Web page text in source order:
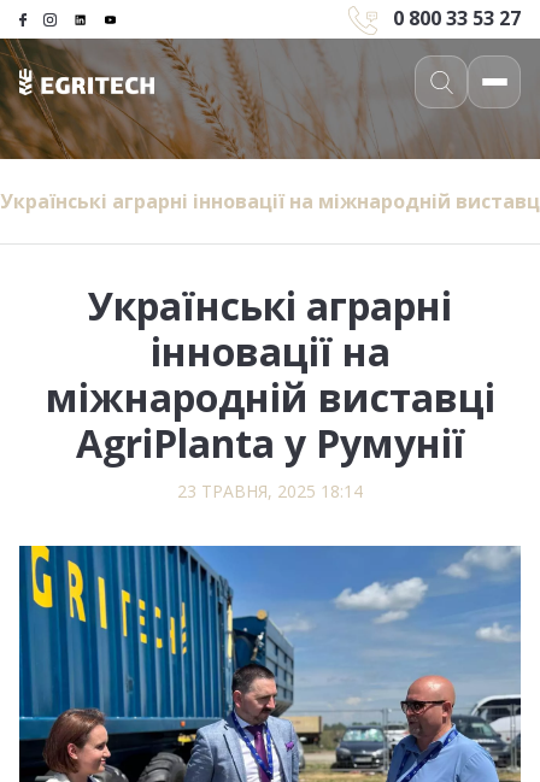
0 800 33 53 27
Українські аграрні інновації на міжнародній
Українські аграрні
інновації на
міжнародній виставці
AgriPlanta у Румунії
23 ТРАВНЯ, 2025 18:14